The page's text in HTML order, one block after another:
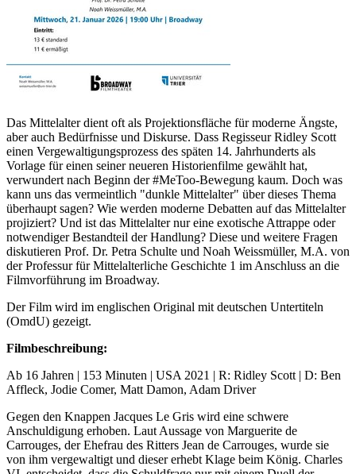
Das Mittelalter dient oft als Projektionsfläche für moderne Ängste,
aber auch Bedürfnisse und Diskurse. Dass Regisseur Ridley Scott
einen Vergewaltigungsprozess des späten 14. Jahrhunderts als
Vorlage für einen seiner neueren Historienfilme gewählt hat,
verwundert nach Beginn der #MeToo-Bewegung kaum. Doch was
kann uns das vermeintlich "dunkle Mittelalter" über dieses Thema
überhaupt sagen? Wie werden moderne Debatten auf das Mittelalter
projiziert? Und ist das Mittelalter nur eine exotische Attrappe oder
notwendiger Bestandteil der Handlung? Diese und weitere Fragen
diskutieren Prof. Dr. Petra Schulte und Noah Weissmüller, M.A. von
der Professur für Mittelalterliche Geschichte 1 im Anschluss an die
Filmvorführung im Broadway.
Der Film wird im englischen Original mit deutschen Untertiteln
(OmdU) gezeigt.
Filmbeschreibung:
Ab 16 Jahren | 153 Minuten | USA 2021 | R: Ridley Scott | D: Ben
Affleck, Jodie Comer, Matt Damon, Adam Driver
Gegen den Knappen Jacques Le Gris wird eine schwere
Anschuldigung erhoben. Laut Aussage von Marguerite de
Carrouges, der Ehefrau des Ritters Jean de Carrouges, wurde sie
von ihm vergewaltigt und dieser erhebt Klage beim König. Charles